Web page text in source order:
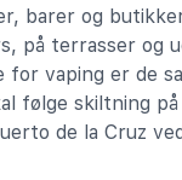
barer og
på terrasser og
for vaping er de
følge skiltning
de la Cruz